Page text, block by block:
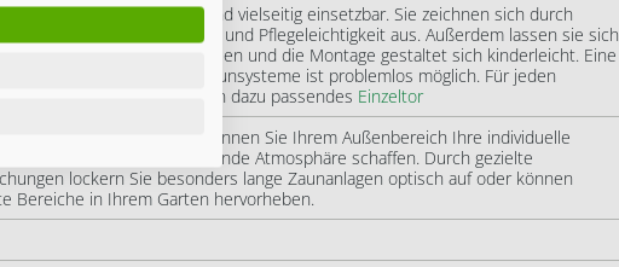
Zäunesind sehr beliebt und vielseitig einsetzbar. Sie zeichnen sich durch
Langlebigkeit und Pflegeleichtigkeit aus. Außerdem lassen sie sich
an jedes Grundstück anpassen und die Montage gestaltet sich kinderleicht. Eine
der unterschiedlichen Zaunsysteme ist problemlos möglich. Für jeden
finden Sie bei uns auch ein dazu passendes Einzeltor
können Sie Ihrem Außenbereich Ihre individuelle
verleihen und eine einladende Atmosphäre schaffen. Durch gezielte
lockern Sie besonders lange Zaunanlagen optisch auf oder können
Bereiche in Ihrem Garten hervorheben.